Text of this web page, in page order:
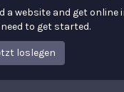
a website and get
to get started.
loslegen